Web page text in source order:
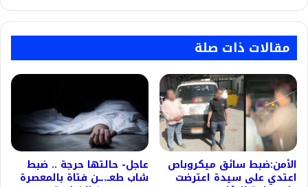
مقالات ذات صلة
الأمن:ضبط سائق ميكروباص
اعتدي على سيدة اعترضت
عاجل- حالتها حرجة .. ضبط
شاب طعــ.ــن فتاة بالمعصرة